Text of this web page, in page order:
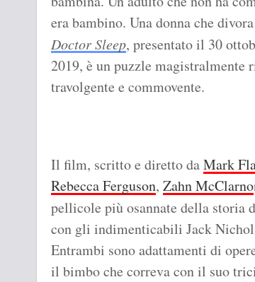
era bambino. Una donna che
Doctor Sleep, presentato il 30
2019, è un puzzle magistralmente
travolgente e commovente.
Il film, scritto e diretto daMark
Rebecca Ferguson, Zahn McClarno
pellicole più osannate della storia
con gli indimenticabili Jack
Entrambi sono adattamenti di
il bimbo che correva con il suo